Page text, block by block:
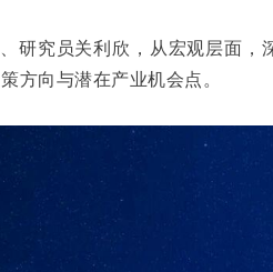
研究员关利欣，从宏观层面，
方向与潜在产业机会点。